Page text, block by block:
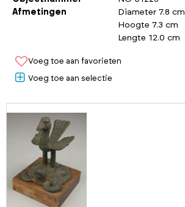
Afmetingen
Diameter 7.8 cm
Hoogte 7.3 cm
Lengte 12.0 cm
Voeg toe aan favorieten
Voeg toe aan selectie